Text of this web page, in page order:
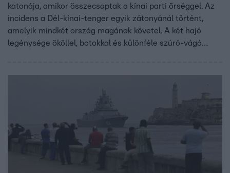
katonája, amikor összecsaptak a kínai parti őrséggel. Az
incidens a Dél-kínai-tenger egyik zátonyánál történt,
amelyik mindkét ország magának követel. A két hajó
legénysége ököllel, botokkal és különféle szúró-vágó